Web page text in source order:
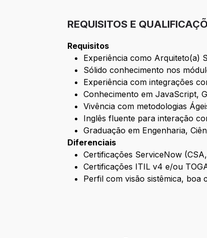
REQUISITOS E
Requisitos
Experiência como Arquiteto(a)
Sólido conhecimento nos
Experiência com integrações
Conhecimento em JavaScript,
Vivência com metodologias
Inglês fluente para interação
Graduação em Engenharia,
Diferenciais
Certificações ServiceNow
Certificações ITIL v4 e/ou
Perfil com visão sistêmica, boa